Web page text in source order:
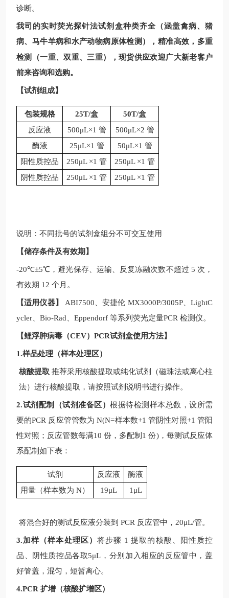
诊断。
我司的实时荧光探针法试剂盒种类齐全（涵盖禽病、猪
病、马牛羊病和水产动物病原体检测），精准高效，多重
检测（一重、双重、三重）， 现货供应欢迎广大新老客户
前来咨询和选购。
【试剂组成】
包装规格 25T/盒 50T/盒
反应液
500μL×1 管
500μL×2 管
酶液
25μL×1 管
50μL×1 管
阳性质控品
250μL ×1 管
250μL ×1 管
阴性质控品
250μL ×1 管 250μL ×1 管
说明：不同批号的试剂盒组分不可交互使用
【储存条件及有效期】
-20℃±5℃，避光保存、运输、反复冻融次数不超过 5 次，
有效期 12 个月。
【适用仪器】 ABI7500 、安捷伦 MX3000P/3005P、LightC
ycler
Bio-Rad Eppendorf 等系列荧光定量PCR 检测仪。
【鲤浮肿病毒（CEV）PCR试剂盒使用方法】
1.样品处理（样本处理区）
核酸提取 推荐采用核酸提取或纯化试剂（磁珠法或离心柱
法）进行核酸提取，请按照试剂说明书进行操作。
2.试剂配制（试剂准备区） 根据待检测样本总数，设所需
要的PCR 反应管管数为 N(N=样本数+1管阴性对照+1 管阳
性对照；反应管数每满10 份，多配制 1份)，每测试反应体
系配制如下表：
试剂 反应液
酶液
用量（样本数为 N） 19μL 1μL
将混合好的测试反应液分装到 PCR 反应管中， 20μL/管。
3.加样（样本处理区） 将步骤 1提取的核酸、阳性质控
品、阴性质控品各取5μL ，分别加入相应的反应管中，盖
好管盖，混匀，短暂离心。
4.PCR 扩增（核酸扩增区）